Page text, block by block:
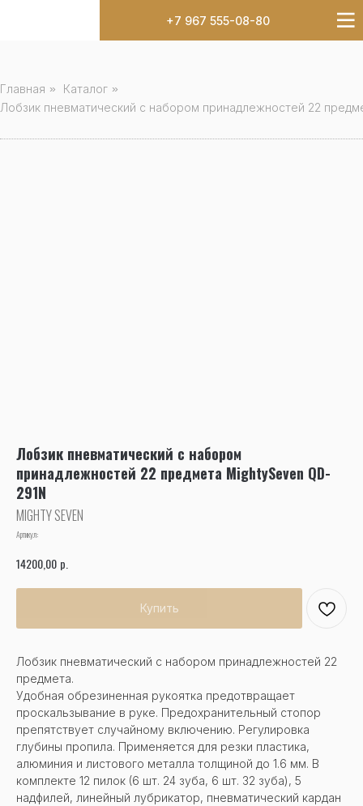
+7 967 555-08-80
Главная » Каталог »
Лобзик пневматический с набором принадлежностей 22
Лобзик пневматический с набором
принадлежностей 22 предмета MightySeven QD-
291N
MIGHTY SEVEN
Артикул:
14200,00 р.
Купить
Лобзик пневматический с набором принадлежностей 22
предмета.
Удобная обрезиненная рукоятка предотвращает
проскальзывание в руке. Предохранительный стопор
препятствует случайному включению. Регулировка
глубины пропила. Применяется для резки пластика,
алюминия и листового металла толщиной до 1.6 мм. В
комплекте 12 пилок (6 шт. 24 зуба, 6 шт. 32 зуба), 5
надфилей, линейный лубрикатор, пневматический кардан